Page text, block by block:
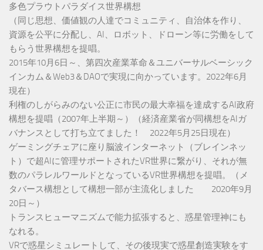
多色プラウトパラダイス世界構想
（同じ思想、価値観の人達でコミュニティ、自治体を作り、
資源を公平に分配し、AI、ロボット、ドローン等に労働をして
もらう世界構想を提唱。
2015年10月6日～、第四次産業革命＆ユニバーサルベーシック
インカム＆Web3＆DAOで実現に向かっています。2022年6月
現在）
利権のしがらみのない公正に市民の最大幸福を達成するAI政府
構想を提唱（2007年上半期～）（経済産業省が同構想をAIガ
バナンスとして打ち立てました！ 2022年5月25日現在）
ゲーミングチェアに座り脳波インターネット（ブレインネッ
ト）で超AIに管理サポートされたVR世界に繋がり、それが無
数のパラレルワールドとなっているVR世界構想を提唱。（メ
タバース構想として構想一部が主流化しました 2020年9月
20日～）
トランスヒューマニズムで能力拡張すると、惑星管理神にも
なれる。
VRで惑星シミュレートして、その後現実で惑星創造実験をす